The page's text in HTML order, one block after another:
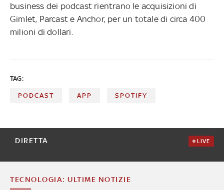
business dei podcast rientrano le acquisizioni di
Gimlet, Parcast e Anchor, per un totale di circa 400
milioni di dollari.
TAG:
PODCAST APP SPOTIFY
DIRETTA LIVE
TECNOLOGIA: ULTIME NOTIZIE